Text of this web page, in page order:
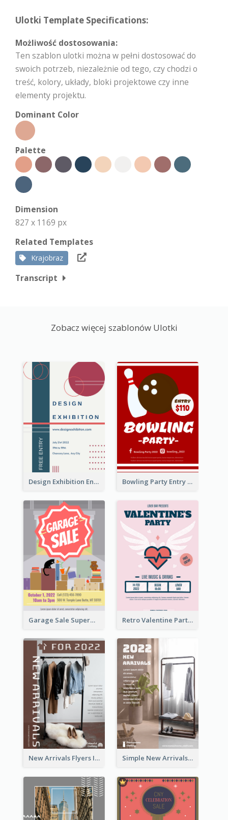
Ulotki Template Specifications:
Możliwość dostosowania:
Ten szablon ulotki można w pełni dostosować do
swoich potrzeb, niezależnie od tego, czy chodzi o
treść, kolory, układy, bloki projektowe czy inne
elementy projektu.
Dominant Color
Palette
Dimension
827 x 1169 px
Related Templates
Krajobraz
Transcript
Zobacz więcej szablonów Ulotki
Design Exhibition Entry Flyer Bowling Party Entry Flyer
Garage Sale Supermarket Flyer Retro Valentine Party Pink Flyers Design Templates
New Arrivals Flyers In In Brown Colour Tone Simple New Arrivals Flyer For The Coming Year